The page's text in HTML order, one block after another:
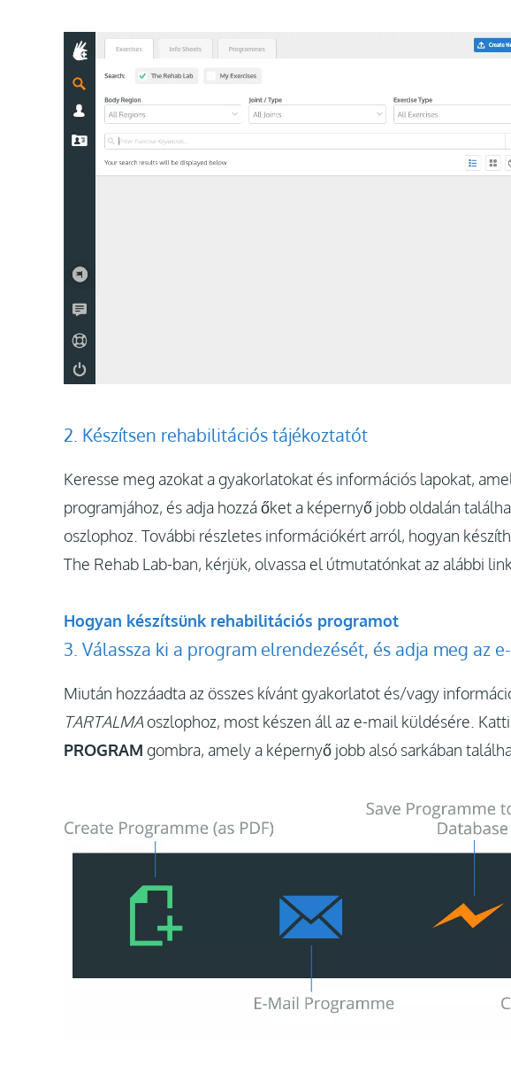
2. Készítsen rehabilitációs tájékoztatót
Keresse meg azokat a gyakorlatokat és információs lapokat,
programjához, és adja hozzá őket a képernyő jobb oldalán
oszlophoz. További részletes információkért arról, hogyan
The Rehab Lab-ban, kérjük, olvassa el útmutatónkat az alábbi
Hogyan készítsünk rehabilitációs programot
3. Válassza ki a program elrendezését, és adja meg az
Miután hozzáadta az összes kívánt gyakorlatot és/vagy
TARTALMA oszlophoz, most készen áll az e-mail küldésére.
PROGRAM gombra, amely a képernyő jobb alsó sarkában